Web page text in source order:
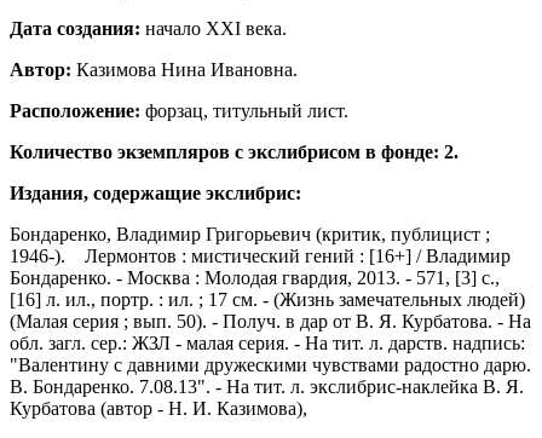
Дата создания: начало XXI века.
Автор: Казимова Нина Ивановна.
Расположение: форзац, титульный лист.
Количество экземпляров с экслибрисом в фонде: 2.
Издания, содержащие экслибрис:
Бондаренко, Владимир Григорьевич (критик, публицист ;
1946-). Лермонтов : мистический гений : [16+] / Владимир
Бондаренко. - Москва : Молодая гвардия, 2013. - 571, [3] с.,
[16] л. ил., портр. : ил. ; 17 см. - (Жизнь замечательных людей)
(Малая серия ; вып. 50). - Получ. в дар от В. Я. Курбатова. - На
обл. загл. сер.: ЖЗЛ - малая серия. - На тит. л. дарств. надпись:
"Валентину с давними дружескими чувствами радостно дарю.
В. Бондаренко. 7.08.13". - На тит. л. экслибрис-наклейка В. Я.
Курбатова (автор - Н. И. Казимова),